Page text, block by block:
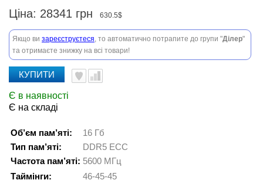
Ціна: 28341 грн 630.5$
Якщо ви зареєструєтеся, то автоматично потрапите до групи "Ділер"
та отримаєте знижку на всі товари!
КУПИТИ
Є в наявності
Є на складі
Об’єм пам’яті:
16 Гб
Тип пам’яті:
DDR5 ECC
Частота пам’яті: 5600 МГц
Таймінги:
46-45-45